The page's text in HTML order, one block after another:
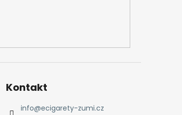
Kontakt
info@ecigarety-zumi.cz